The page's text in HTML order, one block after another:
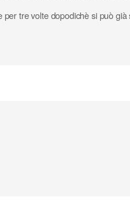
i marchi tranne modelli low cost
tre volte dopodichè si può